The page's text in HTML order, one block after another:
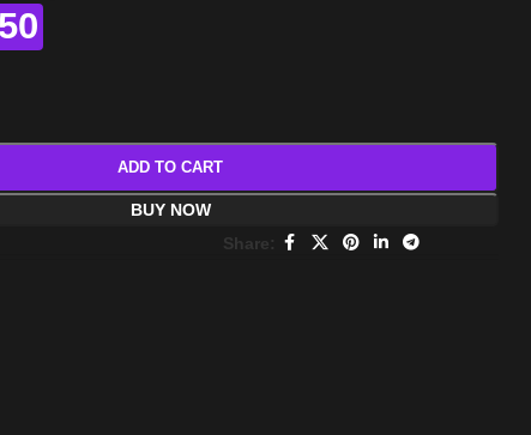
ADD TO CART
BUY NOW
Share: